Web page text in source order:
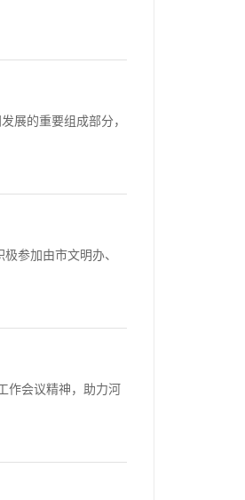
展的重要组成部分，
参加由市文明办、
作会议精神，助力河